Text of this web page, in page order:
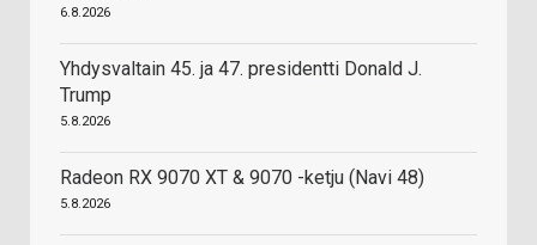
6.8.2026
Yhdysvaltain 45. ja 47. presidentti Donald J.
Trump
5.8.2026
Radeon RX 9070 XT & 9070 -ketju (Navi 48)
5.8.2026